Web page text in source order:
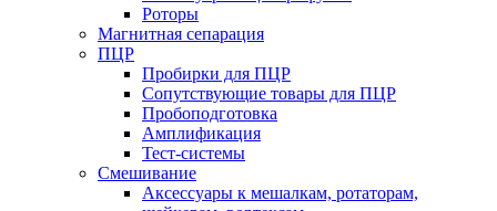
Роторы
Магнитная сепарация
ПЦР
Пробирки для ПЦР
Сопутствующие товары для ПЦР
Пробоподготовка
Амплификация
Тест-системы
Смешивание
Аксессуары к мешалкам, ротаторам,